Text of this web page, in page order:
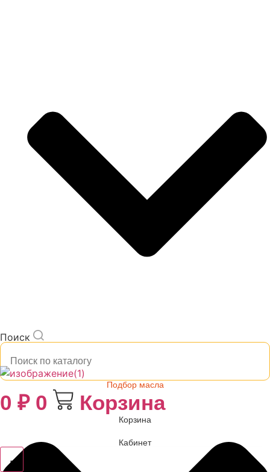
Поиск
Подбор масла
0 ₽ 0 Корзина
Корзина
Кабинет